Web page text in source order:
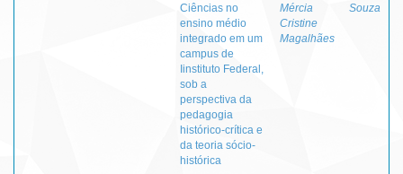
Ciências no
ensino médio
integrado em um
campus de
Iinstituto Federal,
sob a
perspectiva da
pedagogia
histórico-crítica e
da teoria sócio-
histórica
Mércia
Cristine
Magalhães
Souza